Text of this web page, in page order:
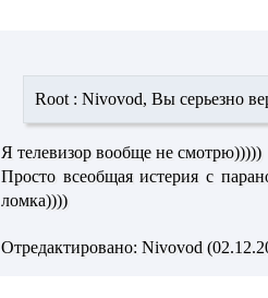
Root : Nivovod, Вы серьезно
Я телевизор вообще не смотрю)))))
Просто всеобщая истерия с
ломка))))
Отредактировано: Nivovod